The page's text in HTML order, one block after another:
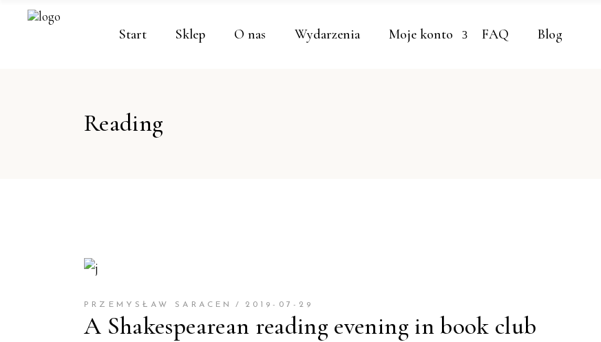
Start Sklep O nas Wydarzenia Moje konto FAQ Blog
Reading
PRZEMYSŁAW SARACEN 2019-07-29
A Shakespearean reading evening in book club